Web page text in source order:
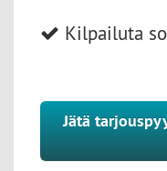
Kilpailuta
Jätä